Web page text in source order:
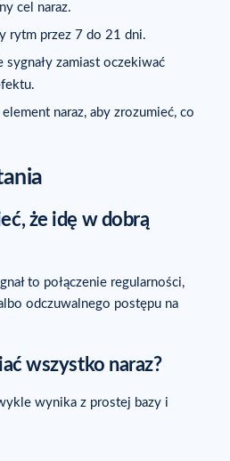
cel naraz.
rytm przez 7 do 21 dni.
zamiast oczekiwać
naraz, aby zrozumieć, co
że idę w dobrą
to połączenie regularności,
odczuwalnego postępu na
wszystko naraz?
wynika z prostej bazy i